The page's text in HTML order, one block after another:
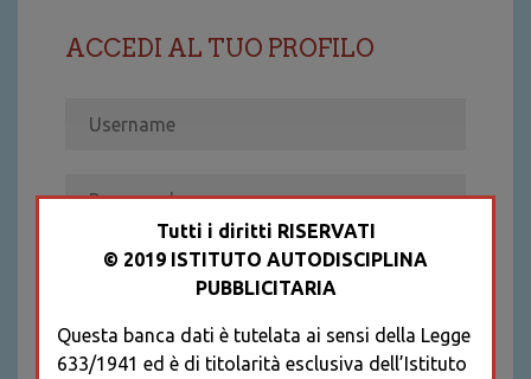
ACCEDI AL TUO PROFILO
Recupera password
REGISTRATI
* I CAMPI CONTRASSEGNATI SONO
Tutti i diritti RISERVATI
© 2019 ISTITUTO AUTODISCIPLINA
PUBBLICITARIA
Questa banca dati è tutelata ai sensi della Legge
633/1941 ed è di titolarità esclusiva dell’Istituto